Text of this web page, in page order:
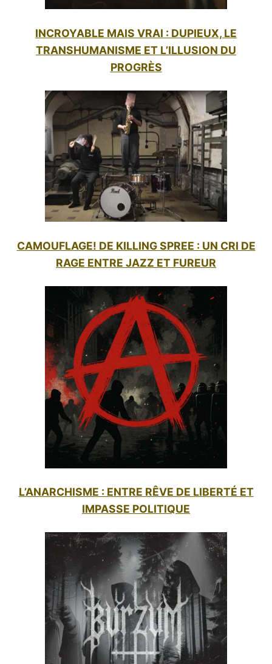
INCROYABLE MAIS VRAI : DUPIEUX, LE
TRANSHUMANISME ET L’ILLUSION DU
PROGRÈS
CAMOUFLAGE! DE KILLING SPREE : UN CRI DE
RAGE ENTRE JAZZ ET FUREUR
L’ANARCHISME : ENTRE RÊVE DE LIBERTÉ ET
IMPASSE POLITIQUE